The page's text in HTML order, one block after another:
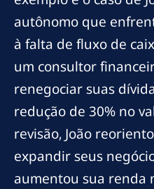
autônomo que
à falta de fluxo de
um consultor
renegociar suas
redução de 30% no
revisão, João
expandir seus
aumentou sua renda